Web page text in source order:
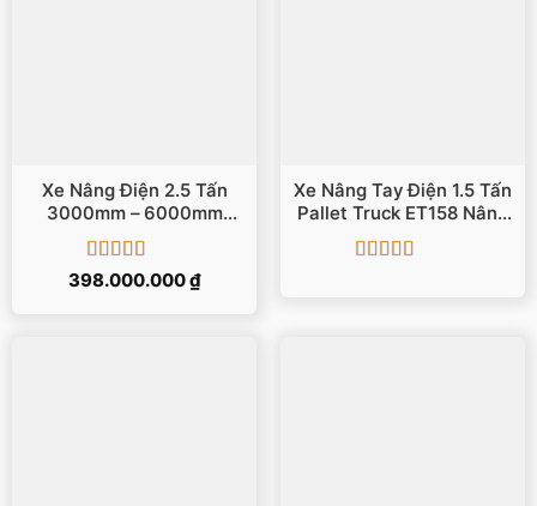
Xe Nâng Điện 2.5 Tấn
3000mm – 6000mm
EFL252 EP
Được xếp
398.000.000₫
Xe Nâng Tay Điện 1.5 Tấn
Pallet Truck ET158 Nâng
110mm